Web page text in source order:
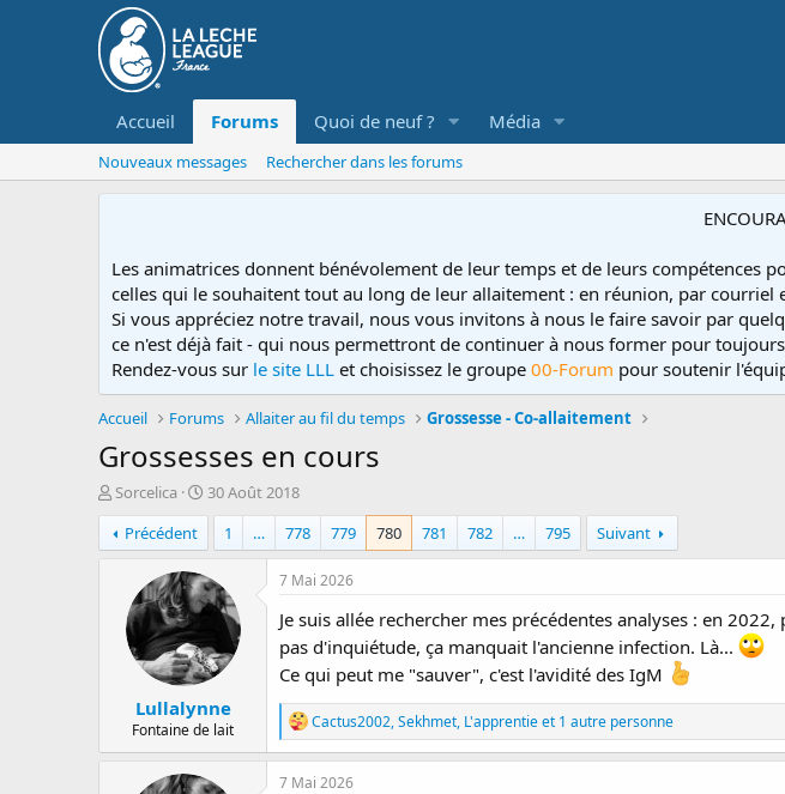
Accueil Forums Quoi de neuf ? Média
Nouveaux messages Rechercher dans les forums
Les animatrices donnent bénévolement de leur temps et de leurs compétences
celles qui le souhaitent tout au long de leur allaitement : en réunion, par courriel
Si vous appréciez notre travail, nous vous invitons à nous le faire savoir par
ce n'est déjà fait - qui nous permettront de continuer à nous former pour
Rendez-vous sur le site LLL et choisissez le groupe 00-Forum pour soutenir
Accueil Forums Allaiter au fil du temps Grossesse - Co-allaitement
Grossesses en cours
D
é
m
a
Sorcelica
D
a
e
d
e
é
b
u
t
30 Août 2018
Précédent
1 … 778 779 780 781 782 … 795 Suivant
Lullalynne
Fontaine de lait
7 Mai 2026
Je suis allée rechercher mes précédentes analyses : en
pas d'inquiétude, ça manquait l'ancienne infection. Là...
Ce qui peut me "sauver", c'est l'avidité des IgM
R
é
a
c
Cactus2002,Sekhmet, L'apprentieet 1 autre personne
7 Mai 2026